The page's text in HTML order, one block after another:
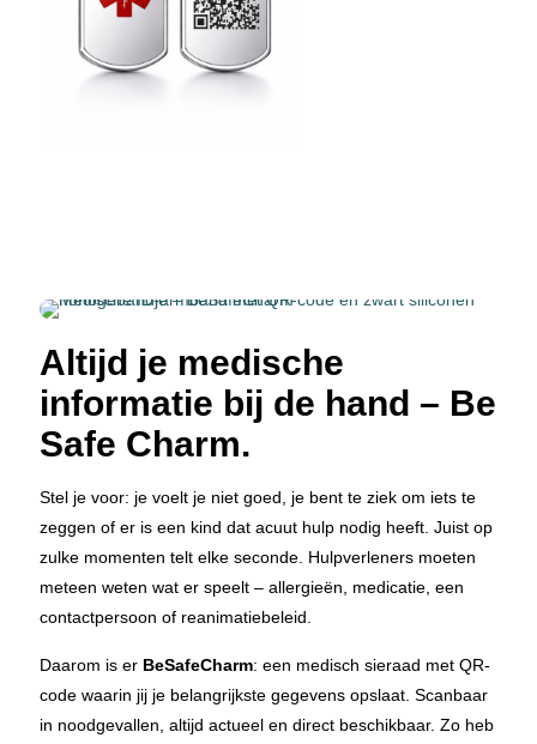
Altijd je medische
informatie bij de hand – Be
Safe Charm.
Stel je voor: je voelt je niet goed, je bent te ziek om iets te
zeggen of er is een kind dat acuut hulp nodig heeft. Juist op
zulke momenten telt elke seconde. Hulpverleners moeten
meteen weten wat er speelt – allergieën, medicatie, een
contactpersoon of reanimatiebeleid.
Daarom is er BeSafeCharm: een medisch sieraad met QR-
code waarin jij je belangrijkste gegevens opslaat. Scanbaar
in noodgevallen, altijd actueel en direct beschikbaar. Zo heb